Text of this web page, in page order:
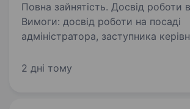
Повна зайнятість. Досвід роботи
Вимоги: досвід роботи на посаді
адміністратора, заступника
дисципліни; гарні комунікативні навички;
2 дні тому